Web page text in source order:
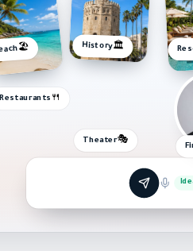
🏖️ 🏛️
History
🍴
Restaurants
🎭
Theater